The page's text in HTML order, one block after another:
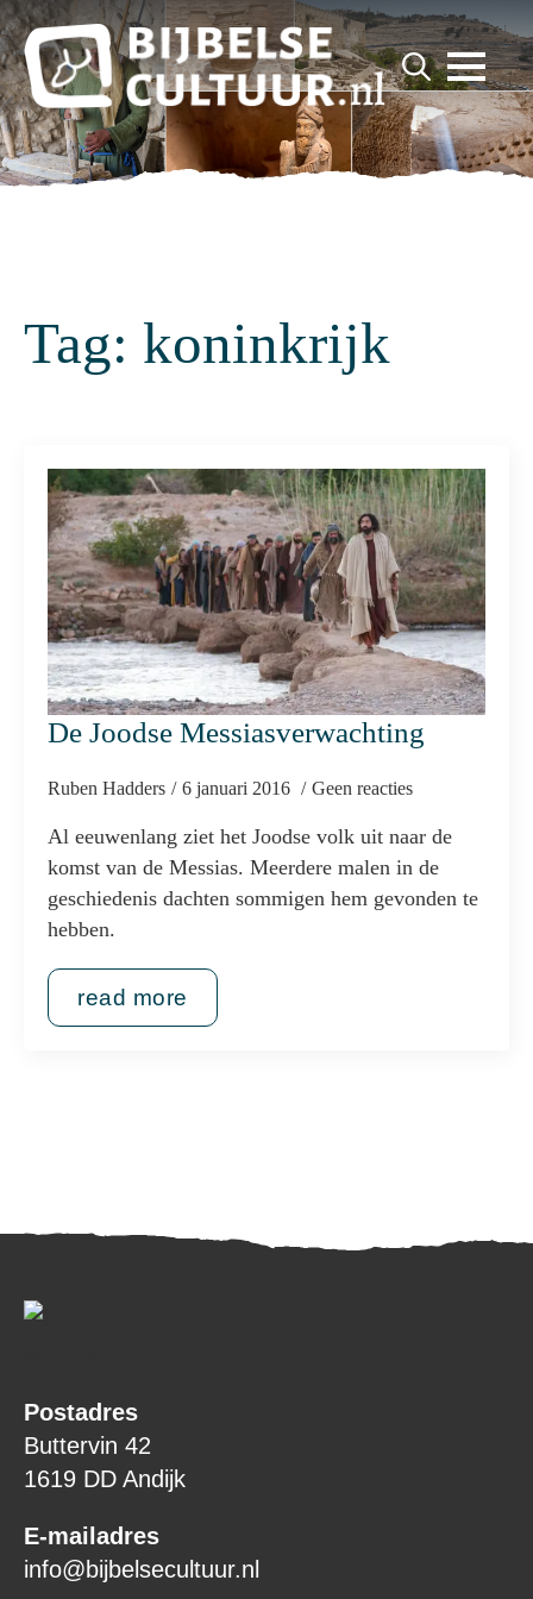
Search
for:
for:
Tag: koninkrijk
De Joodse Messiasverwachting
Ruben Hadders 6 januari 2016 Geen reacties
Al eeuwenlang ziet het Joodse volk uit naar de
komst van de Messias. Meerdere malen in de
geschiedenis dachten sommigen hem gevonden te
hebben.
read more
Postadres
Buttervin 42
1619 DD Andijk
E-mailadres
info@bijbelsecultuur.nl